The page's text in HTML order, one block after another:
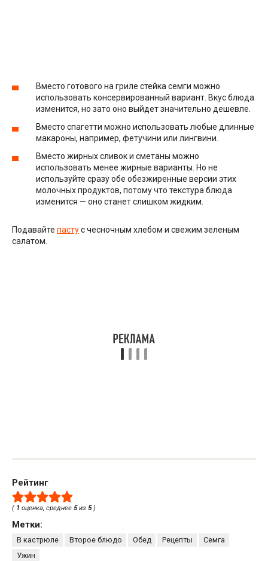
Вместо готового на гриле стейка семги можно
использовать консервированный вариант. Вкус блюда
изменится, но зато оно выйдет значительно дешевле.
Вместо спагетти можно использовать любые длинные
макароны, например, фетучини или лингвини.
Вместо жирных сливок и сметаны можно
использовать менее жирные варианты. Но не
используйте сразу обе обезжиренные версии этих
молочных продуктов, потому что текстура блюда
изменится — оно станет слишком жидким.
Подавайте пастус чесночным хлебом и свежим зеленым
салатом.
Рейтинг
( 1 оценка, среднее 5из 5)
Метки:
В кастрюле Второе блюдо Обед Рецепты
Семга
Ужин